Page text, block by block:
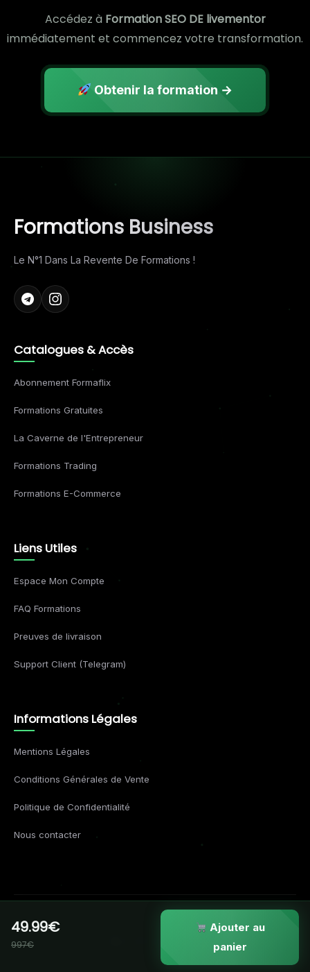
Accédez à Formation SEO DE livementor
immédiatement et commencez votre transformation.
Obtenir la formation →
49.99€
997€
Ajouter au
panier
Formations Business
Le N°1 Dans La Revente De Formations !
Catalogues & Accès
Abonnement Formaflix
Formations Gratuites
La Caverne de l'Entrepreneur
Formations Trading
Formations E-Commerce
Liens Utiles
Espace Mon Compte
FAQ Formations
Preuves de livraison
Support Client (Telegram)
Informations Légales
Mentions Légales
Conditions Générales de Vente
Politique de Confidentialité
Nous contacter
© 2026 Formations Business. Tous droits réservés.